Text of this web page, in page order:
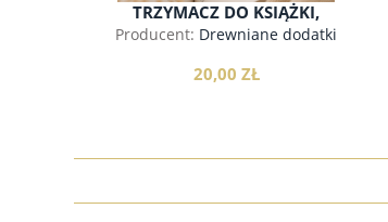
TRZYMACZ DO KSIĄŻKI,
ZAKŁADKA
Producent: Drewniane dodatki
20,00 ZŁ